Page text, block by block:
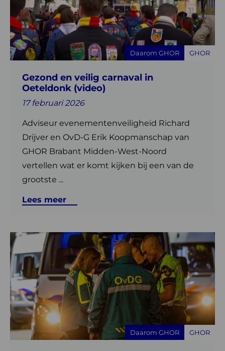
Gezond en veilig carnaval in
Oeteldonk (video)
17 februari 2026
Adviseur evenementenveiligheid Richard
Drijver en OvD-G Erik Koopmanschap van
GHOR Brabant Midden-West-Noord
vertellen wat er komt kijken bij een van de
grootste ...
Lees meer
Daarom GHOR GHOR
veilig
carnaval
in
Oeteldonk
Daarom GHOR GHOR
Lees
meer
over
Handreiking
zorgcontinuïteit
bij
rampen
en
crises